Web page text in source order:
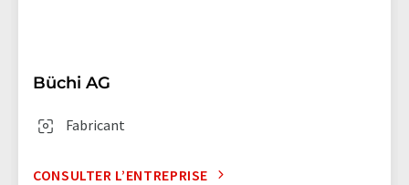
Büchi AG
Fabricant
CONSULTER L’ENTREPRISE